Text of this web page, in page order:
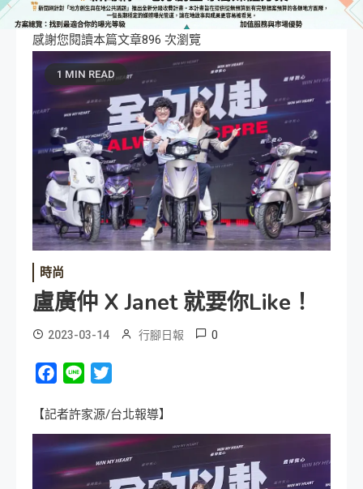
感謝您閱讀本篇文章896 次瀏覽
1 MIN READ
時尚
盧廣仲 X Janet 就要你Like！
2023-03-14 行腳日報 0
Facebook
Line
【記者許家源/台北報導】